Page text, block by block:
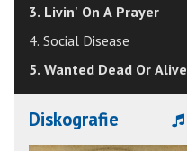
3. Livin' On A Prayer
4. Social Disease
5. Wanted Dead Or Alive
Diskografie